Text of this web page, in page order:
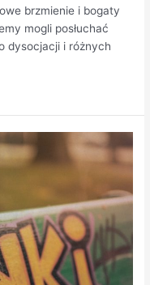
brzmienie i bogaty
mogli posłuchać
dysocjacji i różnych